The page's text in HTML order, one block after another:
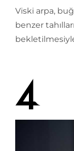
Viski arpa,
benzer